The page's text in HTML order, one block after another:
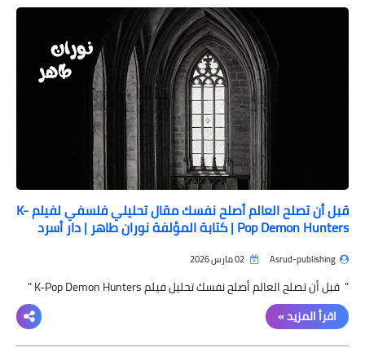
قبل أن تصلح العالم أصلح نفسك مقال تحليلي فلسفي لفيلم K-
Pop Demon Hunters | كتابة المؤلفة نوران طاهر | دار أسرد
Asrud-publishing
" قبل أن تصلح العالم أصلح نفسك تحليل فيلم K-Pop Demon Hunters "
اقرأ المزيد »